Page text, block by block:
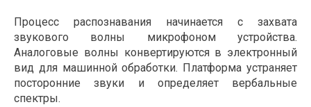
Процесс распознавания начинается с захвата
звукового волны микрофоном устройства.
Аналоговые волны конвертируются в электронный
вид для машинной обработки. Платформа устраняет
посторонние звуки и определяет вербальные
спектры.